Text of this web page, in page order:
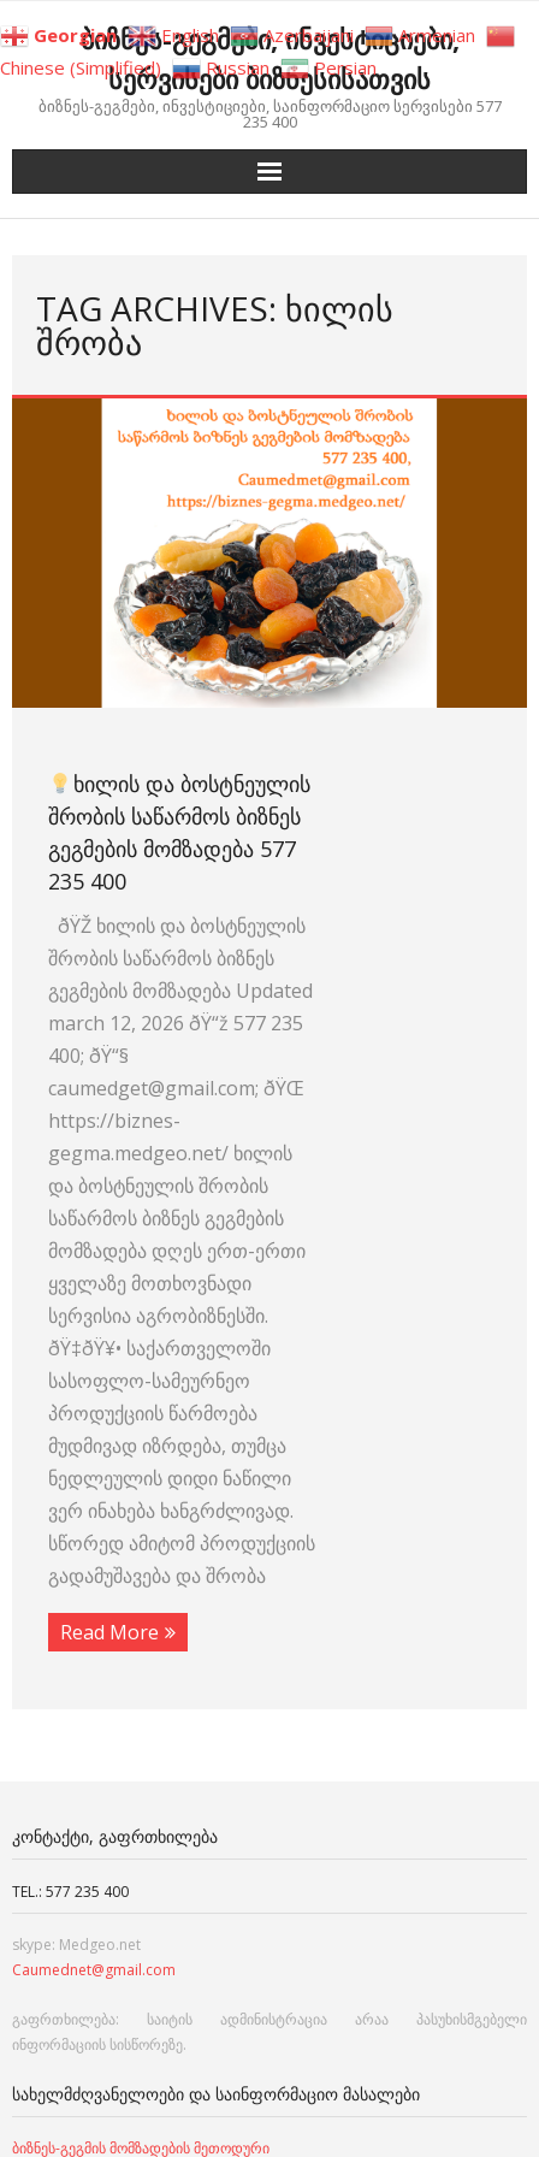
to
content
ბიზნეს-გეგმები, ინვესტიციები,
სერვისები ბიზნესისათვის
ბიზნეს-გეგმები, ინვესტიციები, საინფორმაციო სერვისები 577
235 400
TAG ARCHIVES: ᲮᲘᲚᲘᲡ
ᲨᲠᲝᲑᲐ
ᲮᲘᲚᲘᲡ ᲓᲐ ᲑᲝᲡᲢᲜᲔᲣᲚᲘᲡ
ᲨᲠᲝᲑᲘᲡ ᲡᲐᲬᲐᲠᲛᲝᲡ ᲑᲘᲖᲜᲔᲡ
ᲒᲔᲒᲛᲔᲑᲘᲡ ᲛᲝᲛᲖᲐᲓᲔᲑᲐ 577
235 400
ðŸŽ ხილის და ბოსტნეულის
შრობის საწარმოს ბიზნეს
გეგმების მომზადება Updated
march 12, 2026 ðŸ“ž 577 235
400; ðŸ“§
caumedget@gmail.com; ðŸŒ
https://biznes-
gegma.medgeo.net/ ხილის
და ბოსტნეულის შრობის
საწარმოს ბიზნეს გეგმების
მომზადება დღეს ერთ-ერთი
ყველაზე მოთხოვნადი
სერვისია აგრობიზნესში.
ðŸ‡ðŸ¥• საქართველოში
სასოფლო-სამეურნეო
პროდუქციის წარმოება
მუდმივად იზრდება, თუმცა
ნედლეულის დიდი ნაწილი
ვერ ინახება ხანგრძლივად.
სწორედ ამიტომ პროდუქციის
გადამუშავება და შრობა
Read More
ᲙᲝᲜᲢᲐᲥᲢᲘ, ᲒᲐᲤᲠᲗᲮᲘᲚᲔᲑᲐ
TEL.: 577 235 400
skype: Medgeo.net
Caumednet@gmail.com
გაფრთხილება: საიტის ადმინისტრაცია არაა პასუხისმგებელი
ინფორმაციის სისწორეზე.
ᲡᲐᲮᲔᲚᲛᲫᲦᲕᲐᲜᲔᲚᲝᲔᲑᲘ ᲓᲐ ᲡᲐᲘᲜᲤᲝᲠᲛᲐᲪᲘᲝ ᲛᲐᲡᲐᲚᲔᲑᲘ
ბიზნეს-გეგმის მომზადების მეთოდური
Georgian English Azerbaijani
Armenian
Chinese (Simplified)
Russian Persian